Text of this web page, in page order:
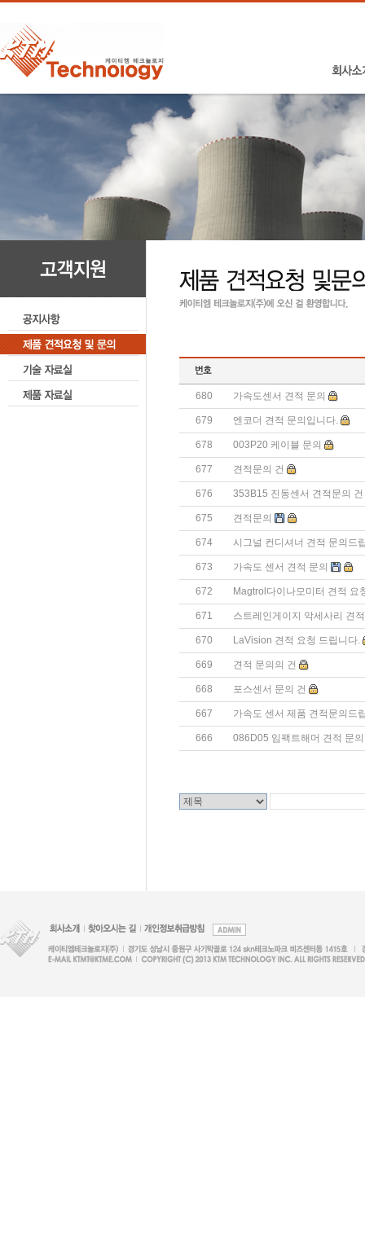
680 가속도센서 견적 문의
679 엔코더 견적 문의입니다.
678 003P20 케이블 문의
677 견적문의 건
676 353B15 진동센서 견적문의 건
675 견적문의
674 시그널 컨디셔너 견적 문의드
673 가속도 센서 견적 문의
672 Magtrol다이나모미터 견적 요
671 스트레인게이지 악세사리 견
670 LaVision 견적 요청 드립니다.
669 견적 문의의 건
668 포스센서 문의 건
667 가속도 센서 제품 견적문의드
666 086D05 임팩트해머 견적 문